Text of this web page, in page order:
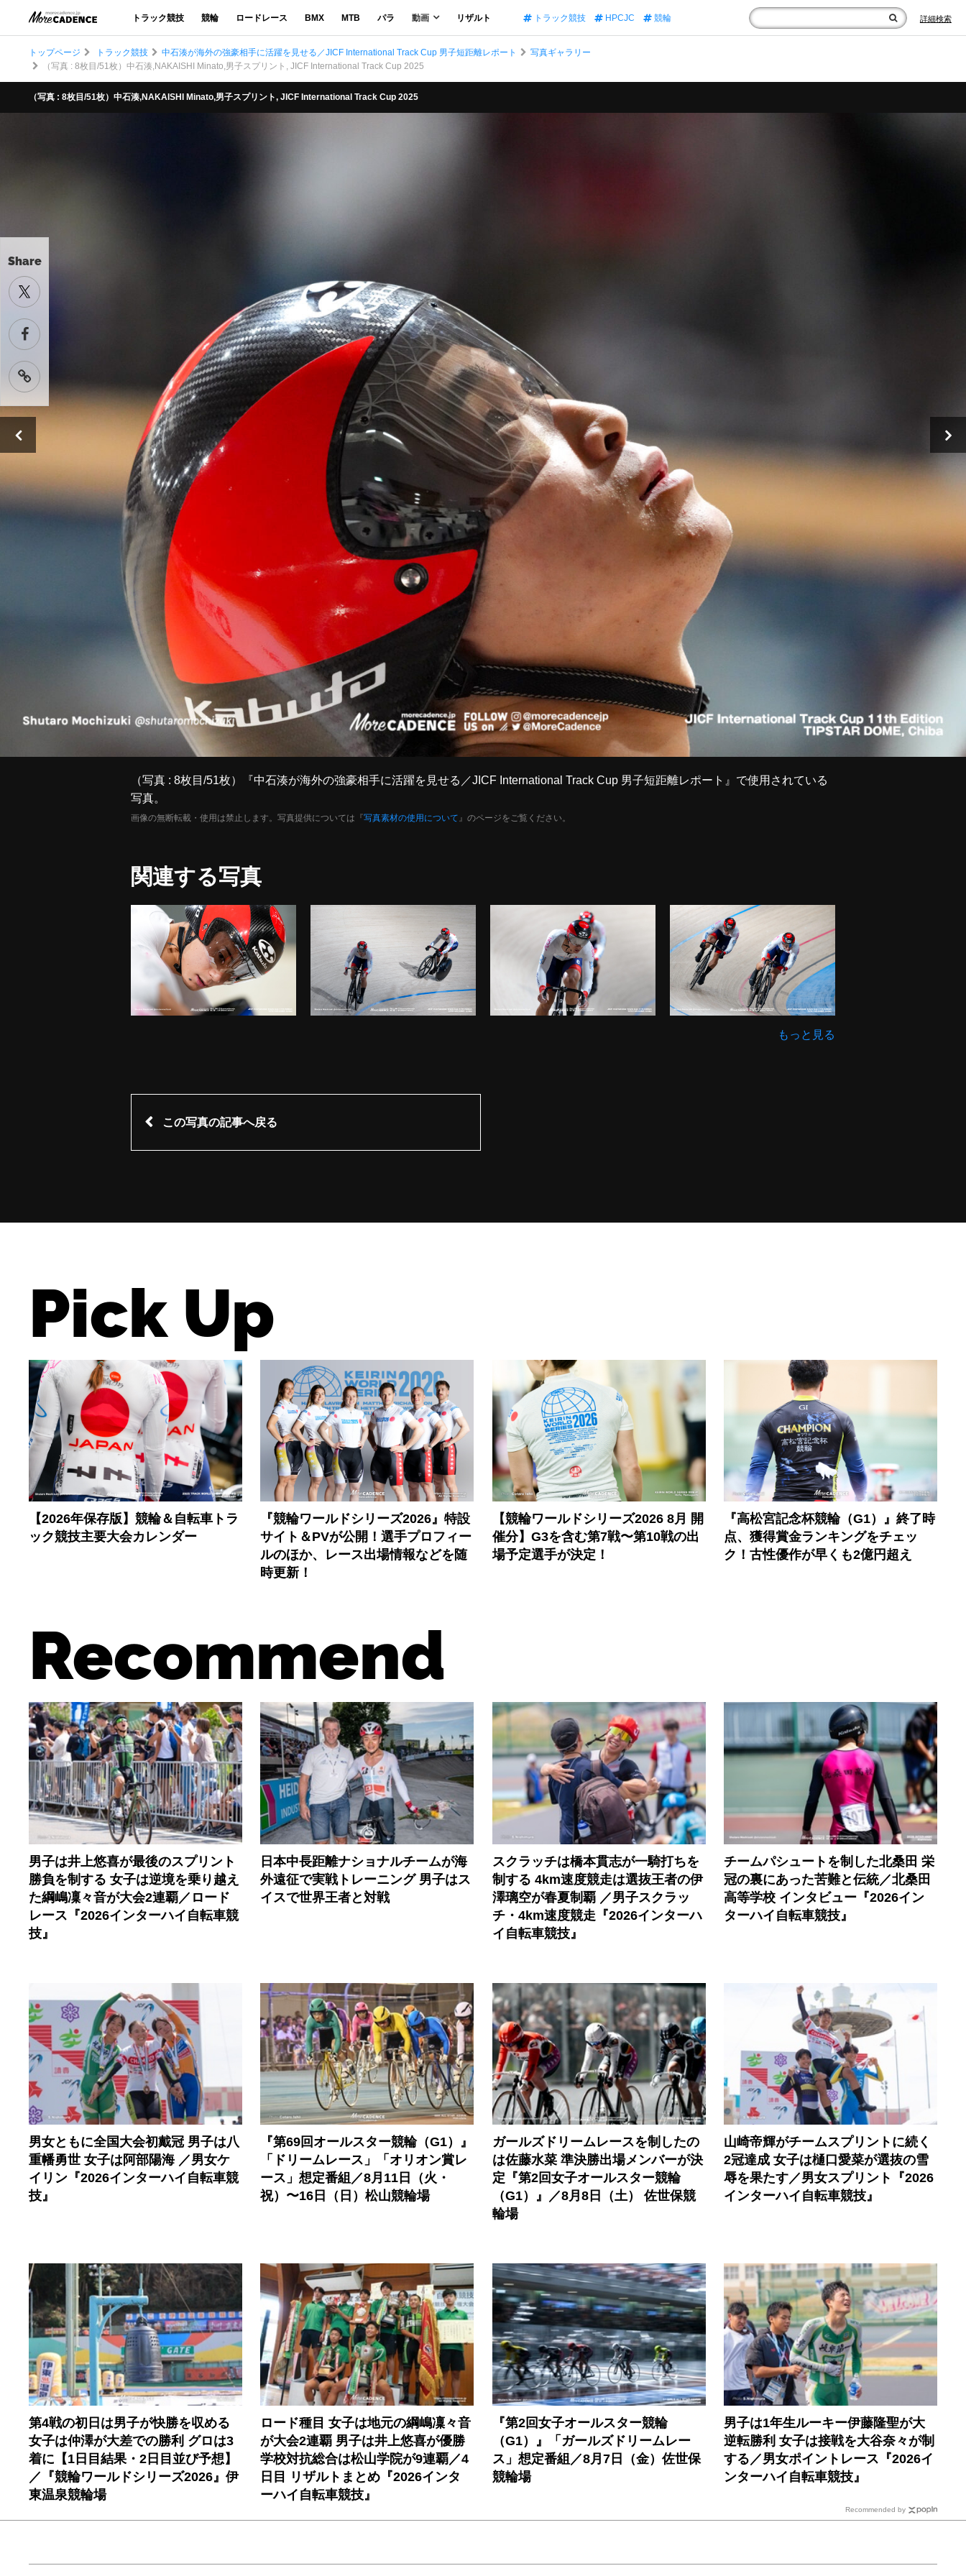
トラック競技 競輪 ロードレース BMX MTB パラ 動画 リザルト トラック競技 HPCJC 競輪 詳細検索
Share
トップページ トラック競技 中石湊が海外の強豪相手に活躍を見せる／JICF International Track Cup 男子短距離レポート
写真ギャラリー
（写真 : 8枚目/51枚）中石湊,NAKAISHI Minato,男子スプリント, JICF International Track Cup 2025
（写真 : 8枚目/51枚）中石湊,NAKAISHI Minato,男子スプリント, JICF International Track Cup 2025
（写真 : 8枚目/51枚）『中石湊が海外の強豪相手に活躍を見せる／JICF International Track Cup 男子短距離レポート』で使用されている
写真。
画像の無断転載・使用は禁止します。写真提供については『写真素材の使用について 』のページをご覧ください。
関連する写真
もっと見る
この写真の記事へ戻る
Pick Up
【2026年保存版】競輪＆自転車トラ
ック競技主要大会カレンダー
『競輪ワールドシリーズ2026』特設
サイト＆PVが公開！選手プロフィー
ルのほか、レース出場情報などを随
時更新！
【競輪ワールドシリーズ2026 8月 開
催分】G3を含む第7戦〜第10戦の出
場予定選手が決定！
『高松宮記念杯競輪（G1）』終了時
点、獲得賞金ランキングをチェッ
ク！古性優作が早くも2億円超え
Recommend
男子は井上悠喜が最後のスプリント
勝負を制する 女子は逆境を乗り越え
た綱嶋凜々音が大会2連覇／ロード
レース『2026インターハイ自転車競
技』
日本中長距離ナショナルチームが海
外遠征で実戦トレーニング 男子はス
イスで世界王者と対戦
スクラッチは橋本貫志が一騎打ちを
制する 4km速度競走は選抜王者の伊
澤璃空が春夏制覇 ／男子スクラッ
チ・4km速度競走『2026インターハ
イ自転車競技』
チームパシュートを制した北桑田 栄
冠の裏にあった苦難と伝統／北桑田
高等学校 インタビュー『2026イン
ターハイ自転車競技』
男女ともに全国大会初戴冠 男子は八
重幡勇世 女子は阿部陽海 ／男女ケ
イリン『2026インターハイ自転車競
技』
『第69回オールスター競輪（G1）』
「ドリームレース」「オリオン賞レ
ース」想定番組／8月11日（火・
祝）〜16日（日）松山競輪場
ガールズドリームレースを制したの
は佐藤水菜 準決勝出場メンバーが決
定『第2回女子オールスター競輪
（G1）』／8月8日（土） 佐世保競
輪場
山崎帝輝がチームスプリントに続く
2冠達成 女子は樋口愛菜が選抜の雪
辱を果たす／男女スプリント『2026
インターハイ自転車競技』
第4戦の初日は男子が快勝を収める
女子は仲澤が大差での勝利 グロは3
着に【1日目結果・2日目並び予想】
／『競輪ワールドシリーズ2026』伊
東温泉競輪場
ロード種目 女子は地元の綱嶋凜々音
が大会2連覇 男子は井上悠喜が優勝
学校対抗総合は松山学院が9連覇／4
日目 リザルトまとめ『2026インタ
ーハイ自転車競技』
『第2回女子オールスター競輪
（G1）』「ガールズドリームレー
ス」想定番組／8月7日（金）佐世保
競輪場
男子は1年生ルーキー伊藤隆聖が大
逆転勝利 女子は接戦を大谷奈々が制
する／男女ポイントレース『2026イ
ンターハイ自転車競技』
Recommended by